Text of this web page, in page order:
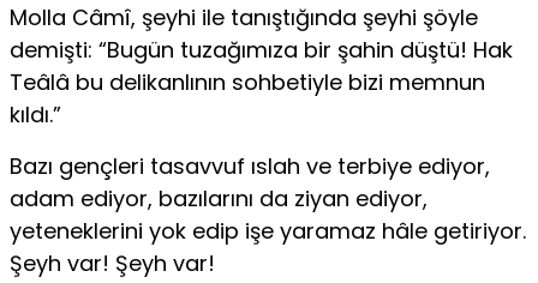
Molla Câmî, şeyhi ile tanıştığında şeyhi şöyle
demişti: “Bugün tuzağımıza bir şahin düştü! Hak
Teâlâ bu delikanlının sohbetiyle bizi memnun
kıldı.”
Bazı gençleri tasavvuf ıslah ve terbiye ediyor,
adam ediyor, bazılarını da ziyan ediyor,
yeteneklerini yok edip işe yaramaz hâle getiriyor.
Şeyh var! Şeyh var!